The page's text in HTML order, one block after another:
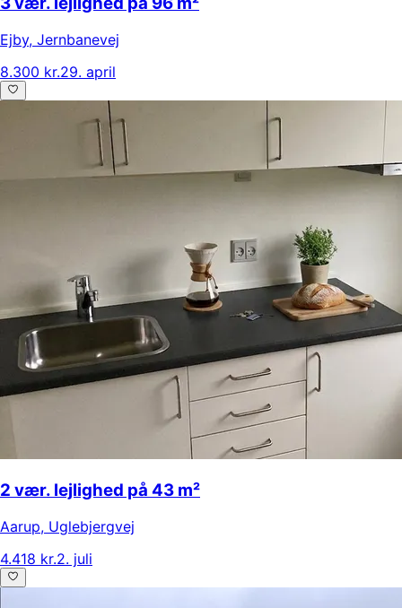
Ejby, Jernbanevej
8.300 kr.29. april
2 vær. lejlighed på 43 m²
Aarup, Uglebjergvej
4.418 kr.2. juli